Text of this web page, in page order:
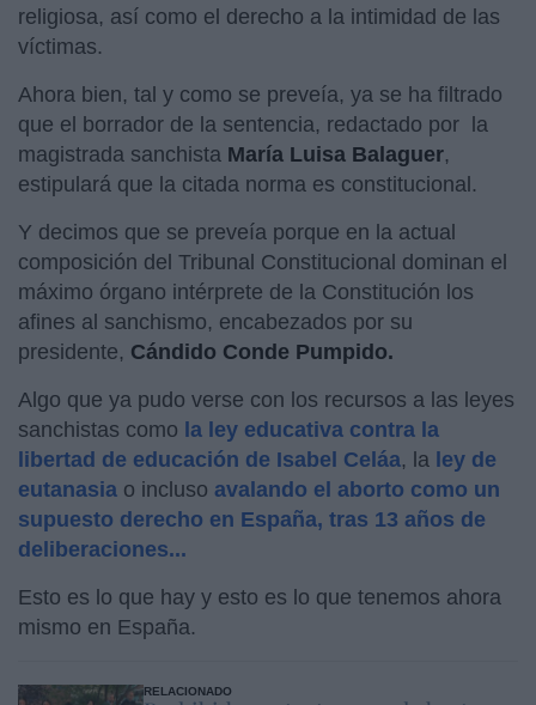
religiosa, así como el derecho a la intimidad de las
víctimas.
Ahora bien, tal y como se preveía, ya se ha filtrado
que el borrador de la sentencia, redactado por la
magistrada sanchista María Luisa Balaguer,
estipulará que la citada norma es constitucional.
Y decimos que se preveía porque en la actual
composición del Tribunal Constitucional dominan el
máximo órgano intérprete de la Constitución los
afines al sanchismo, encabezados por su
presidente, Cándido Conde Pumpido.
Algo que ya pudo verse con los recursos a las leyes
sanchistas como la ley educativa contra la
libertad de educación de Isabel Celáa, la ley de
eutanasia o incluso avalando el aborto como un
supuesto derecho en España, tras 13 años de
deliberaciones...
Esto es lo que hay y esto es lo que tenemos ahora
mismo en España.
RELACIONADO